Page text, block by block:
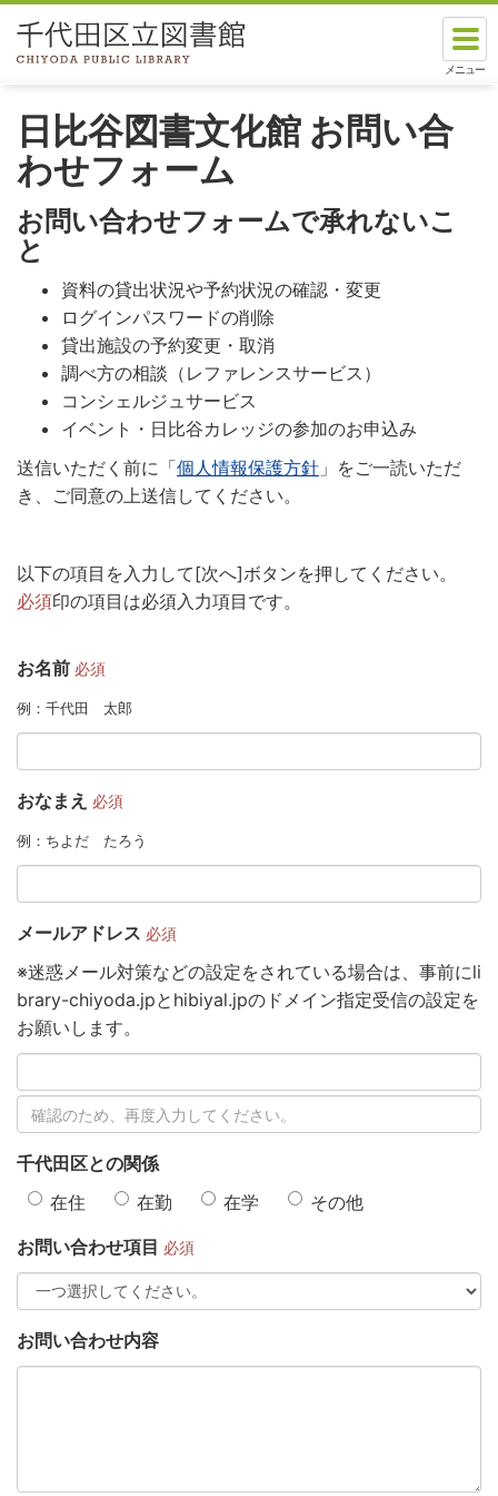
日比谷図書文化館 お問い合
わせフォーム
お問い合わせフォームで承れないこ
と
資料の貸出状況や予約状況の確認・変更
ログインパスワードの削除
貸出施設の予約変更・取消
調べ方の相談（レファレンスサービス）
コンシェルジュサービス
イベント・日比谷カレッジの参加のお申込み
送信いただく前に「個人情報保護方針 」をご一読いただ
き、ご同意の上送信してください。
以下の項目を入力して[次へ]ボタンを押してください。
必須印の項目は必須入力項目です。
お名前 必須
例：千代田 太郎
おなまえ 必須
例：ちよだ たろう
メールアドレス 必須
※迷惑メール対策などの設定をされている場合は、事前にli
brary-chiyoda.jpとhibiyal.jpのドメイン指定受信の設定を
お願いします。
千代田区との関係
在住
在勤 在学
その他
お問い合わせ項目 必須
お問い合わせ内容